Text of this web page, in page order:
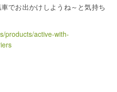
でお出かけしようね～と気持ち
products/active-with-